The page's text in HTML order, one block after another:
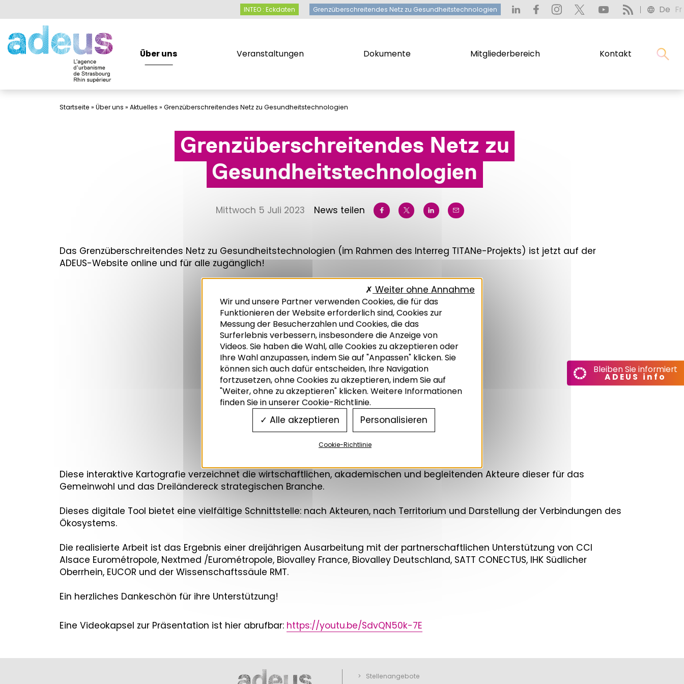
Über uns Veranstaltungen Dokumente Mitgliederbereich Kontakt
INTEO : Eckdaten Grenzüberschreitendes Netz zu Gesundheitstechnologien De Fr
INTEO : Eckdaten Grenzüberschreitendes Netz zu Gesundheitstechnologien De Fr
Startseite » Über uns » Aktuelles » Grenzüberschreitendes Netz zu Gesundheitstechnologien
Grenzüberschreitendes Netz zu
Gesundheitstechnologien
Mittwoch 5 Juli 2023 News teilen
Das Grenzüberschreitendes Netz zu Gesundheitstechnologien (im Rahmen des Interreg TITANe-Projekts) ist jetzt auf der
ADEUS-Website online und für alle zugänglich!
Diese interaktive Kartografie verzeichnet die wirtschaftlichen, akademischen und begleitenden Akteure dieser für das
Gemeinwohl und das Dreiländereck strategischen Branche.
Dieses digitale Tool bietet eine vielfältige Schnittstelle: nach Akteuren, nach Territorium und Darstellung der Verbindungen des
Ökosystems.
Die realisierte Arbeit ist das Ergebnis einer dreijährigen Ausarbeitung mit der partnerschaftlichen Unterstützung von CCI
Alsace Eurométropole, Nextmed /Eurométropole, Biovalley France, Biovalley Deutschland, SATT CONECTUS, IHK Südlicher
Oberrhein, EUCOR und der Wissenschaftssäule RMT.
Ein herzliches Dankeschön für ihre Unterstützung!
Eine Videokapsel zur Präsentation ist hier abrufbar: https://youtu.be/SdvQN50k-7E
Stellenangebote
Bleiben Sie informiert
ADEUS info
Wir und unsere Partner verwenden Cookies, die für das
Funktionieren der Website erforderlich sind, Cookies zur
Messung der Besucherzahlen und Cookies, die das
Surferlebnis verbessern, insbesondere die Anzeige von
Videos. Sie haben die Wahl, alle Cookies zu akzeptieren oder
Ihre Wahl anzupassen, indem Sie auf "Anpassen" klicken. Sie
können sich auch dafür entscheiden, Ihre Navigation
fortzusetzen, ohne Cookies zu akzeptieren, indem Sie auf
"Weiter, ohne zu akzeptieren" klicken. Weitere Informationen
finden Sie in unserer Cookie-Richtlinie.
Alle akzeptieren
Weiter ohne Annahme
Personalisieren
Cookie-Richtlinie